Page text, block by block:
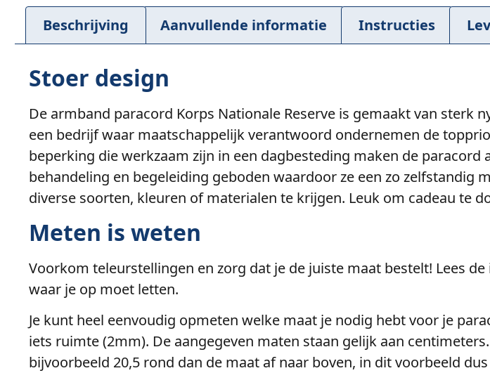
Beschrijving Aanvullende informatie Instructies
Stoer design
De armband paracord Korps Nationale Reserve is gemaakt van sterk
een bedrijf waar maatschappelijk verantwoord ondernemen de
beperking die werkzaam zijn in een dagbesteding maken de
behandeling en begeleiding geboden waardoor ze een zo zelfstandig
diverse soorten, kleuren of materialen te krijgen. Leuk om cadeau te
Meten is weten
Voorkom teleurstellingen en zorg dat je de juiste maat bestelt! Lees
waar je op moet letten.
Je kunt heel eenvoudig opmeten welke maat je nodig hebt voor je
iets ruimte (2mm). De aangegeven maten staan gelijk aan
bijvoorbeeld 20,5 rond dan de maat af naar boven, in dit voorbeeld